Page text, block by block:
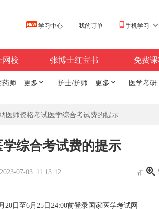
学习中心 我的订单 手机学习
网校 张博士红宝书 免费
药师 更多  护士/护师 更多  医学考研
医师资格考试医学综合考试费的提示
综合考试费的提示
2023-07-03 11:13:12  
日至6月25日24:00前登录国家医学考试网